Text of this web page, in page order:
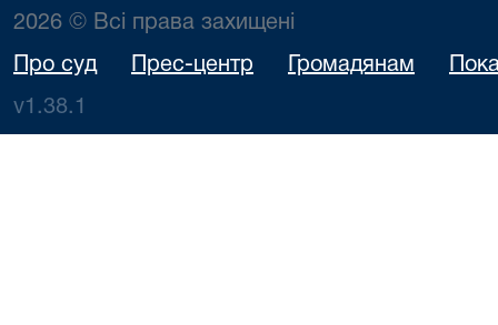
2026 © Всі права захищені
Про суд Прес-центр Громадянам
v1.38.1